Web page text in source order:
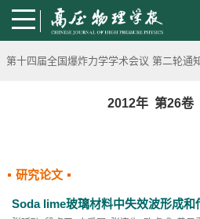
《高压物理学报》2023年度优秀审稿
第十四届全国爆炸力学学术会议 第二轮通
第二十一届中国高压科学学术会议第
《高压物理学报》第三届青年编委会
2012年 第26卷
研究论文
Soda lime玻璃材料中失效波形成和